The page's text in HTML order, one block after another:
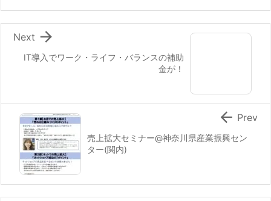
IT導入でワーク・ライフ・バランスの補助
金が！

Next
売上拡大セミナー@神奈川県産業振興セン
ター(関内)
 Prev